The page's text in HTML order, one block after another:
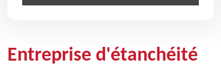
Entreprise d'étanchéité